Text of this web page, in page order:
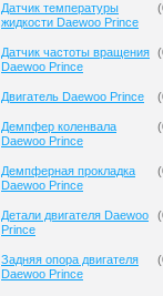
Датчик температуры
жидкости Daewoo Prince
(
Датчик частоты вращения
Daewoo Prince
(
Двигатель Daewoo Prince (
Демпфер коленвала
Daewoo Prince
(
Демпферная прокладка
Daewoo Prince
(
Детали двигателя Daewoo
Prince
(
Задняя опора двигателя
Daewoo Prince
(